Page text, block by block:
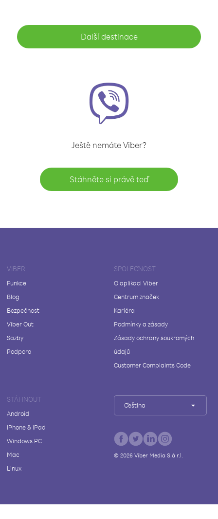
Další destinace
Ještě nemáte Viber?
Stáhněte si právě teď
VIBER
Funkce
Blog
Bezpečnost
Viber Out
Sazby
Podpora
SPOLEČNOST
O aplikaci Viber
Centrum značek
Kariéra
Podmínky a zásady
Zásady ochrany soukromých
údajů
Customer Complaints Code
STÁHNOUT
Android
iPhone & iPad
Windows PC
Mac
Linux
Čeština
© 2026Viber Media S.à r.l.